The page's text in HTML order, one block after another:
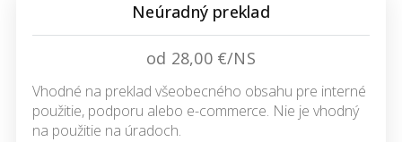
Neúradný preklad
od 28,00 €/NS
Vhodné na preklad všeobecného obsahu pre interné
použitie, podporu alebo e-commerce. Nie je vhodný
na použitie na úradoch.